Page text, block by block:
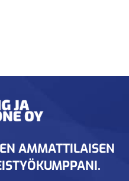
AMMATTILAISEN